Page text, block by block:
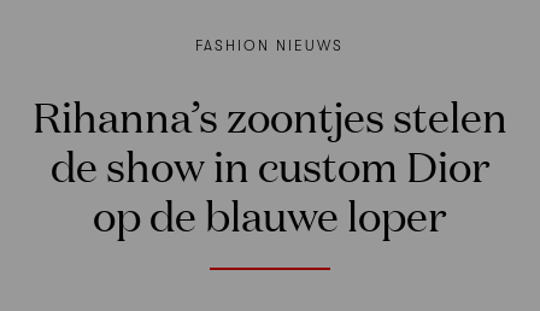
FASHION NIEUWS
Rihanna’s zoontjes stelen
de show in custom Dior
op de blauwe loper